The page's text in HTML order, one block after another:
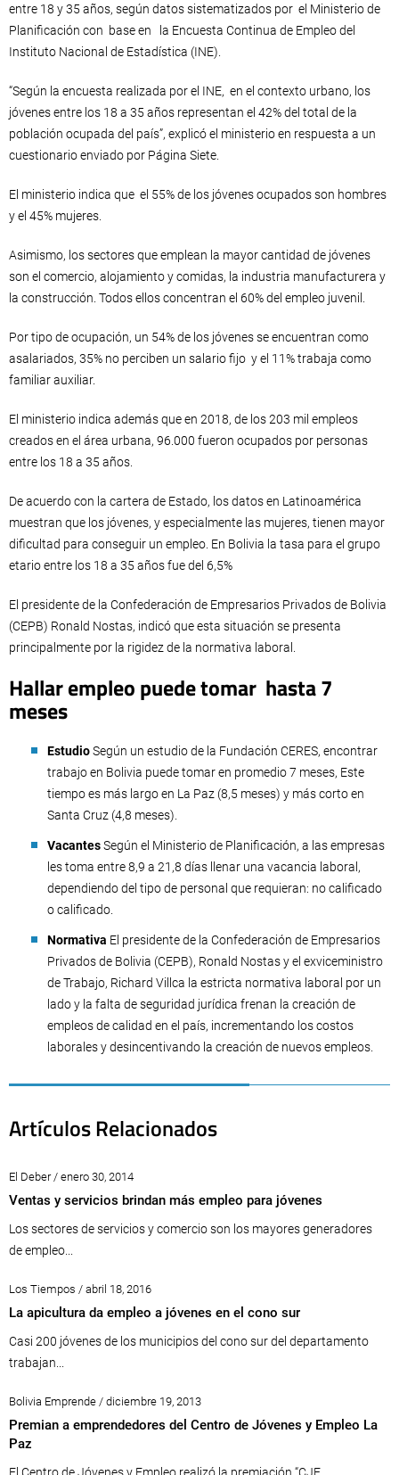
entre 18 y 35 años, según datos sistematizados por el Ministerio de
Planificación con base en la Encuesta Continua de Empleo del
Instituto Nacional de Estadística (INE).
“Según la encuesta realizada por el INE, en el contexto urbano, los
jóvenes entre los 18 a 35 años representan el 42% del total de la
población ocupada del país”, explicó el ministerio en respuesta a un
cuestionario enviado por Página Siete.
El ministerio indica que el 55% de los jóvenes ocupados son hombres
y el 45% mujeres.
Asimismo, los sectores que emplean la mayor cantidad de jóvenes
son el comercio, alojamiento y comidas, la industria manufacturera y
la construcción. Todos ellos concentran el 60% del empleo juvenil.
Por tipo de ocupación, un 54% de los jóvenes se encuentran como
asalariados, 35% no perciben un salario fijo y el 11% trabaja como
familiar auxiliar.
El ministerio indica además que en 2018, de los 203 mil empleos
creados en el área urbana, 96.000 fueron ocupados por personas
entre los 18 a 35 años.
De acuerdo con la cartera de Estado, los datos en Latinoamérica
muestran que los jóvenes, y especialmente las mujeres, tienen mayor
dificultad para conseguir un empleo. En Bolivia la tasa para el grupo
etario entre los 18 a 35 años fue del 6,5%
El presidente de la Confederación de Empresarios Privados de Bolivia
(CEPB) Ronald Nostas, indicó que esta situación se presenta
principalmente por la rigidez de la normativa laboral.
Hallar empleo puede tomar hasta 7
meses
EstudioSegún un estudio de la Fundación CERES, encontrar
trabajo en Bolivia puede tomar en promedio 7 meses, Este
tiempo es más largo en La Paz (8,5 meses) y más corto en
Santa Cruz (4,8 meses).
VacantesSegún el Ministerio de Planificación, a las empresas
les toma entre 8,9 a 21,8 días llenar una vacancia laboral,
dependiendo del tipo de personal que requieran: no calificado
o calificado.
Normativa El presidente de la Confederación de Empresarios
Privados de Bolivia (CEPB), Ronald Nostas y el exviceministro
de Trabajo, Richard Villca la estricta normativa laboral por un
lado y la falta de seguridad jurídica frenan la creación de
empleos de calidad en el país, incrementando los costos
laborales y desincentivando la creación de nuevos empleos.
Artículos Relacionados
El Deber / enero 30, 2014
Ventas y servicios brindan más empleo para jóvenes
Los sectores de servicios y comercio son los mayores generadores
de empleo...
Los Tiempos / abril 18, 2016
La apicultura da empleo a jóvenes en el cono sur
Casi 200 jóvenes de los municipios del cono sur del departamento
trabajan...
Bolivia Emprende / diciembre 19, 2013
Premian a emprendedores del Centro de Jóvenes y Empleo La
Paz